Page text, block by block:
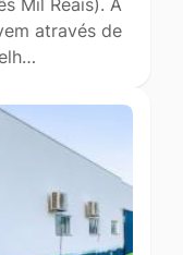
Mil Reais). A
através de